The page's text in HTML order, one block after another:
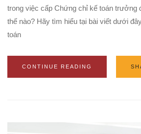
trong việc cấp Chứng chỉ kế toán
thế nào? Hãy tìm hiểu tại bài viết dưới
toán
CONTINUE READING